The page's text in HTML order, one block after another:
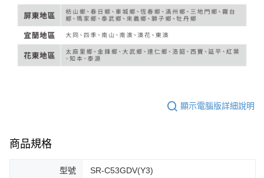
顯示電腦版詳細說明
商品規格
型號 SR-C53GDV(Y3)